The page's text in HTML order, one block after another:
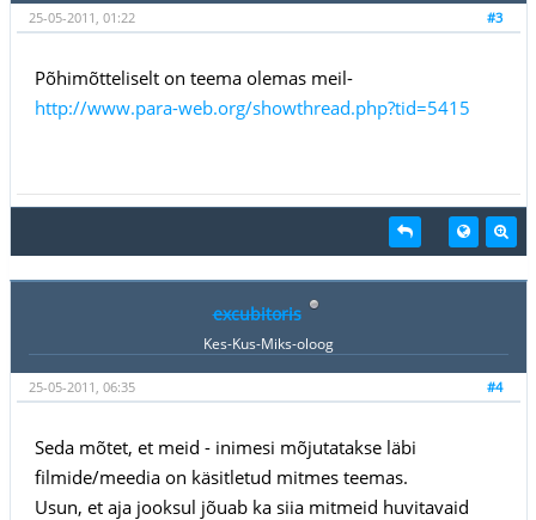
#3
25-05-2011, 01:22
Põhimõtteliselt on teema olemas meil-
http://www.para-web.org/showthread.php?tid=5415
excubitoris
Kes-Kus-Miks-oloog
#4
25-05-2011, 06:35
Seda mõtet, et meid - inimesi mõjutatakse läbi
filmide/meedia on käsitletud mitmes teemas.
Usun, et aja jooksul jõuab ka siia mitmeid huvitavaid